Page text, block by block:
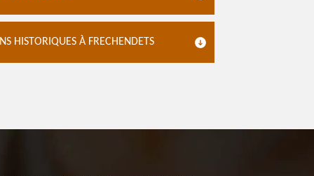
HISTORIQUES À FRECHENDETS